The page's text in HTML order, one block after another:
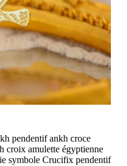
pendentif ankh croce
croix amulette égyptienne
symbole Crucifix pendentif